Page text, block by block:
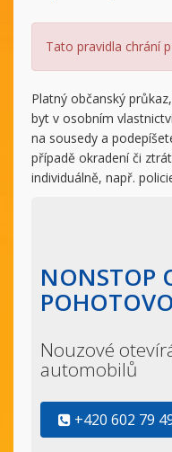
Tato pravidla chrání
Platný občanský
byt v osobním
na sousedy a
případě okradení či
individuálně, např.
NONSTOP
Nouzové
automobilů
+420 602 79